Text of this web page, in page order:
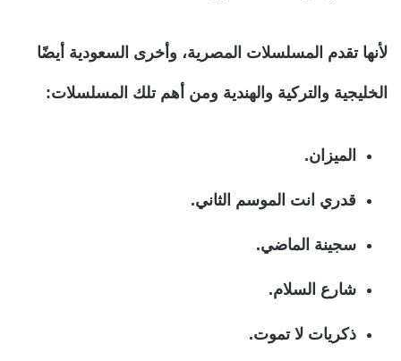
لأنها تقدم المسلسلات المصرية، وأخرى السعودية أيضًا
الخليجية والتركية والهندية ومن أهم تلك المسلسلات:
الميزان.
قدري انت الموسم الثاني.
سجينة الماضي.
شارع السلام.
ذكريات لا تموت.